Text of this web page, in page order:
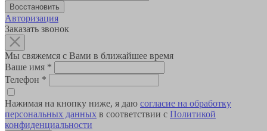
Авторизация
Заказать звонок
Мы свяжемся с Вами в ближайшее время
Ваше имя *
Телефон *
Нажимая на кнопку ниже, я даю согласие на обработку
персональных данных в соответствии с Политикой
конфиденциальности